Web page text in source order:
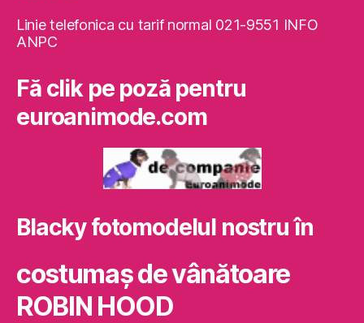
Linie telefonica cu tarif normal 021-9551 INFO
ANPC
Fă clik pe poză pentru
euroanimode.com
Blacky fotomodelul nostru în
costumaş de vânătoare
ROBIN HOOD